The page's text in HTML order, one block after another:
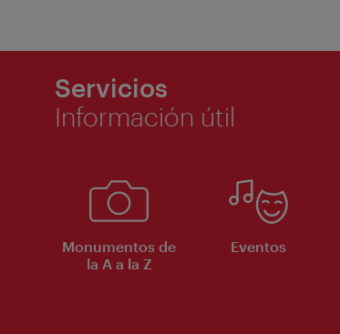
Servicios
Información útil
Monumentos de
la A a la Z
Eventos